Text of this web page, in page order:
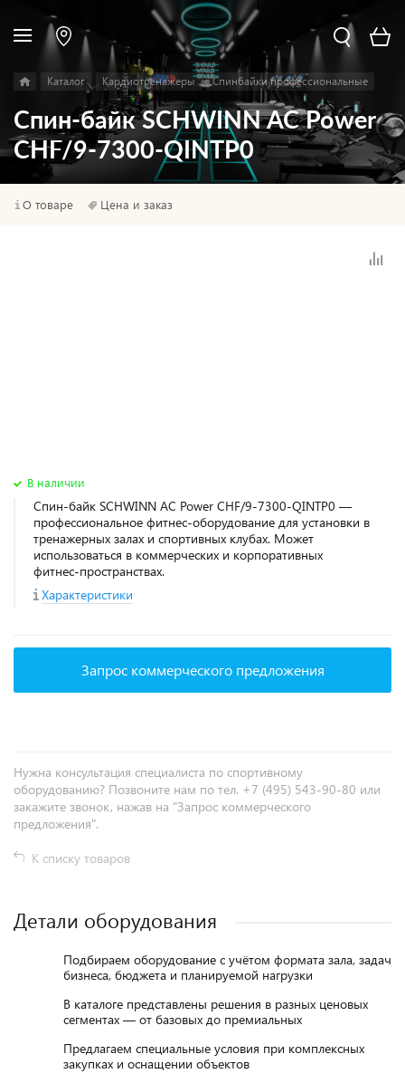
Каталог Кардиотренажеры Спинбайки профессиональные
Спин-байк SCHWINN AC Power
CHF/9-7300-QINTP0
О товаре Цена и заказ
В наличии
Спин-байк SCHWINN AC Power CHF/9-7300-QINTP0 —
профессиональное фитнес‑оборудование для установки в
тренажерных залах и спортивных клубах. Может
использоваться в коммерческих и корпоративных
фитнес‑пространствах.
Характеристики
Запрос коммерческого предложения
Нужна консультация специалиста по спортивному
оборудованию? Позвоните нам по тел. +7 (495) 543-90-80 или
закажите звонок, нажав на "Запрос коммерческого
предложения".
К списку товаров
Детали оборудования
Подбираем оборудование с учётом формата зала, задач
бизнеса, бюджета и планируемой нагрузки
В каталоге представлены решения в разных ценовых
сегментах — от базовых до премиальных
Предлагаем специальные условия при комплексных
закупках и оснащении объектов